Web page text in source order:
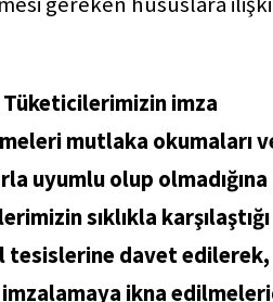
imza
mutlaka okumaları
uyumlu olup olmadığına
sıklıkla karşılaştığı
tesislerine davet edilerek,
ikna